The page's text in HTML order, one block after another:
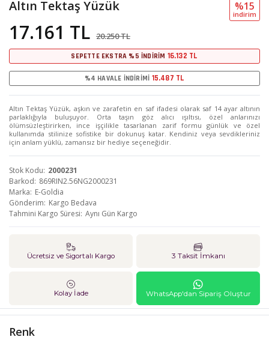
Altın Tektaş Yüzük
17.161 TL 20.250 TL
%15
i̇ndi̇ri̇m
SEPETTE EKSTRA %5 İNDİRİM 16.132 TL
%4 HAVALE İNDİRİMİ 15.487 TL
Altın Tektaş Yüzük, aşkın ve zarafetin en saf ifadesi olarak saf 14 ayar altının
parlaklığıyla buluşuyor. Orta taşın göz alıcı ışıltısı, özel anlarınızı
ölümsüzleştirirken, ince işçilikle tasarlanan zarif formu günlük ve özel
kullanımda stilinize sofistike bir dokunuş katar. Kendiniz veya sevdikleriniz
için anlam yüklü, zamansız bir hediye seçeneğidir.
Stok Kodu 2000231
Barkod 869RIN2.56NG2000231
Marka E-Goldia
Gönderim Kargo Bedava
Tahmini Kargo Süresi Aynı Gün Kargo
Ücretsiz ve Sigortalı Kargo 3 Taksit İmkanı
Kolay İade WhatsApp'dan Sipariş Oluştur
Renk